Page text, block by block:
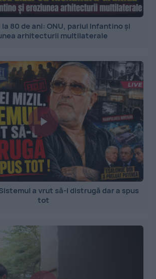
la 80 de ani: ONU, pariul Infantino și
arhitecturii multilaterale
a vrut să-l distrugă dar a spus
tot